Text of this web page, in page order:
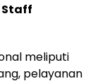
Staff
meliputi
pelayanan